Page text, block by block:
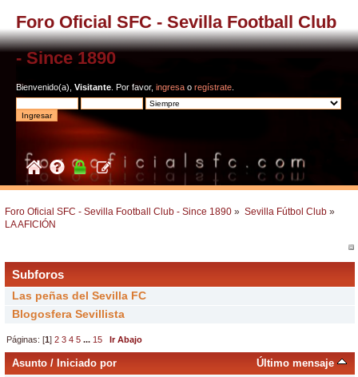
Foro Oficial SFC - Sevilla Football Club
- Since 1890
Bienvenido(a), Visitante . Por favor, ingresa o regístrate
Foro Oficial SFC - Sevilla Football Club - Since 1890 » Sevilla Fútbol Club »
LA AFICIÓN
Subforos
Las peñas del Sevilla FC
Blogosfera Sevillista
Páginas: [1]2 3 4 5 ... 15 Ir Abajo
Asunto / Iniciado por Último mensaje